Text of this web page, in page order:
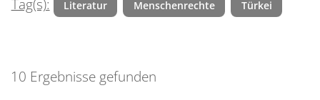
Tag(s):
Literatur Menschenrechte Türkei
10 Ergebnisse gefunden